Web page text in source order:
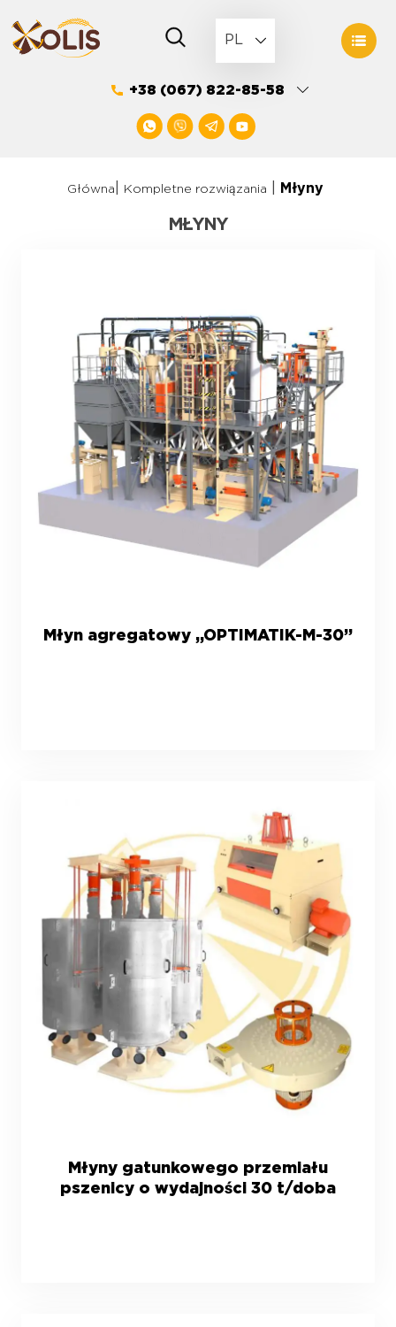
to
content
PL
+38 (067) 822-85-58
Główna Kompletne rozwiązania Młyny
MŁYNY
Młyn agregatowy „OPTIMATIK-M-30”
Młyny gatunkowego przemiału
pszenicy o wydajności 30 t/doba